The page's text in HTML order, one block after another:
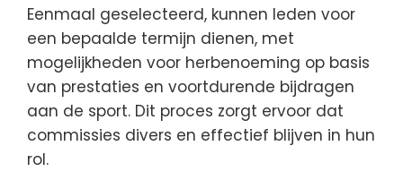
Eenmaal geselecteerd, kunnen leden voor
een bepaalde termijn dienen, met
mogelijkheden voor herbenoeming op basis
van prestaties en voortdurende bijdragen
aan de sport. Dit proces zorgt ervoor dat
commissies divers en effectief blijven in hun
rol.